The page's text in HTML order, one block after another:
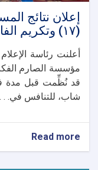
إعلان نتائج
(١٧) وتكريم الفائزين في لغمان
أعلنت رئاسة
مؤسسة الصارم
شاب، للتنافس في. . .
Read more